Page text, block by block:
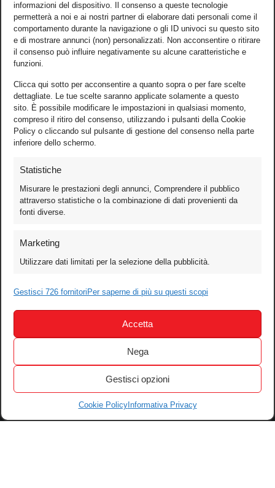
informazioni del dispositivo. Il consenso a queste tecnologie
permetterà a noi e ai nostri partner di elaborare dati personali come il
comportamento durante la navigazione o gli ID univoci su questo sito
e di mostrare annunci (non) personalizzati. Non acconsentire o ritirare
il consenso può influire negativamente su alcune caratteristiche e
funzioni.
Clicca qui sotto per acconsentire a quanto sopra o per fare scelte
dettagliate. Le tue scelte saranno applicate solamente a questo
sito. È possibile modificare le impostazioni in qualsiasi momento,
compreso il ritiro del consenso, utilizzando i pulsanti della Cookie
Policy o cliccando sul pulsante di gestione del consenso nella parte
inferiore dello schermo.
Statistiche
Misurare le prestazioni degli annunci, Comprendere il pubblico
attraverso statistiche o la combinazione di dati provenienti da
fonti diverse.
Marketing
Utilizzare dati limitati per la selezione della pubblicità.
Gestisci 726 fornitori Per saperne di più su questi scopi
Accetta
Nega
Gestisci opzioni
Cookie PolicyInformativa Privacy
Games
Test
Audio
Festival & Concorsi
Iscriviti alla newsletter